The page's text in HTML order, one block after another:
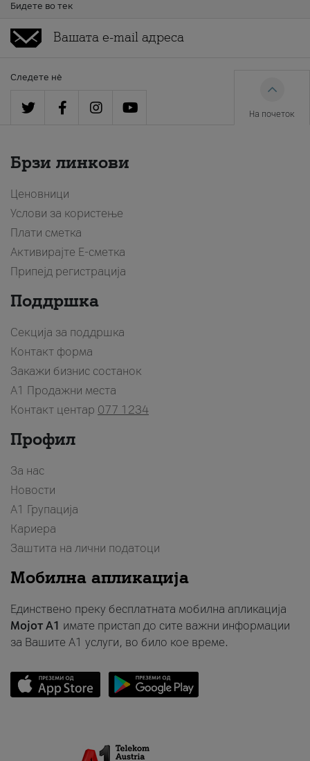
Бидете во тек
Следете нè
На почеток
Брзи линкови
Ценовници
Услови за користење
Плати сметка
Активирајте Е-сметка
Припејд регистрација
Поддршка
Секција за поддршка
Контакт форма
Закажи бизнис состанок
A1 Продажни места
Контакт центар 077 1234
Профил
За нас
Новости
А1 Групација
Кариера
Заштита на лични податоци
Мобилна апликација
Единствено преку бесплатната мобилна апликација
Мојот A1 имате пристап до сите важни информации
за Вашите A1 услуги, во било кое време.